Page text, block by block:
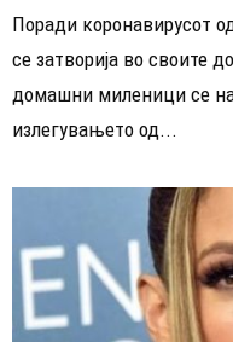
Поради коронавирусот
се затворија во своите
домашни миленици се
излегувањето од...